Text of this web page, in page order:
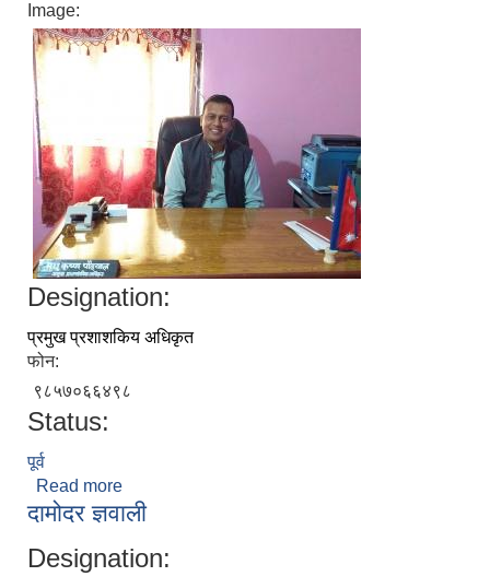
Image:
Designation:
प्रमुख प्रशाशकिय अधिकृत
फोन:
९८५७०६६४९८
Status:
पूर्व
Read more
दामोदर ज्ञवाली
Designation: